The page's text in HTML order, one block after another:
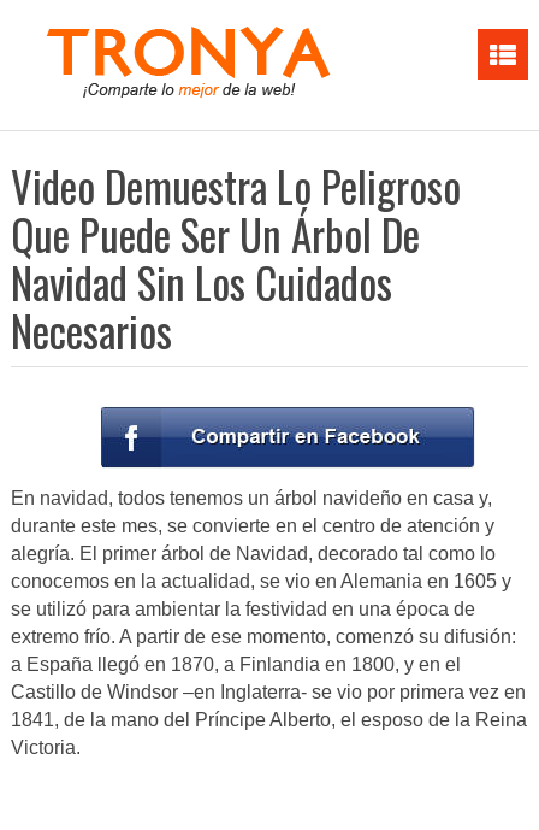
Video Demuestra Lo Peligroso
Que Puede Ser Un Árbol De
Navidad Sin Los Cuidados
Necesarios
En navidad, todos tenemos un árbol navideño en casa y,
durante este mes, se convierte en el centro de atención y
alegría. El primer árbol de Navidad, decorado tal como lo
conocemos en la actualidad, se vio en Alemania en 1605 y
se utilizó para ambientar la festividad en una época de
extremo frío. A partir de ese momento, comenzó su difusión:
a España llegó en 1870, a Finlandia en 1800, y en el
Castillo de Windsor –en Inglaterra- se vio por primera vez en
1841, de la mano del Príncipe Alberto, el esposo de la Reina
Victoria.